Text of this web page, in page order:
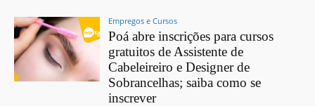
Empregos e Cursos
Poá abre inscrições para cursos
gratuitos de Assistente de
Cabeleireiro e Designer de
Sobrancelhas; saiba como se
inscrever